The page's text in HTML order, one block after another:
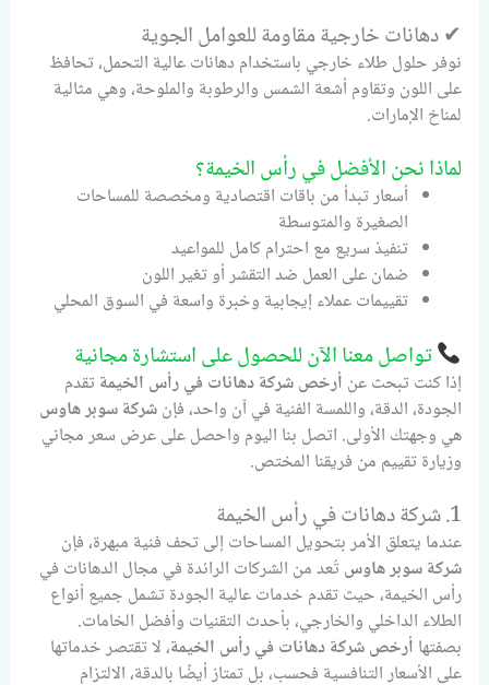
✔ دهانات خارجية مقاومة للعوامل الجوية
نوفر حلول طلاء خارجي باستخدام دهانات عالية التحمل، تحافظ
على اللون وتقاوم أشعة الشمس والرطوبة والملوحة، وهي مثالية
لمناخ الإمارات.
لماذا نحن الأفضل في رأس الخيمة؟
أسعار تبدأ من باقات اقتصادية ومخصصة للمساحات
الصغيرة والمتوسطة
تنفيذ سريع مع احترام كامل للمواعيد
ضمان على العمل ضد التقشر أو تغير اللون
تقييمات عملاء إيجابية وخبرة واسعة في السوق المحلي
تواصل معنا الآن للحصول على استشارة مجانية
إذا كنت تبحث عن أرخص شركة دهانات في رأس الخيمةتقدم
الجودة، الدقة، واللمسة الفنية في آن واحد، فإنشركة سوبر هاوس
هي وجهتك الأولى. اتصل بنا اليوم واحصل على عرض سعر مجاني
وزيارة تقييم من فريقنا المختص.
1. شركة دهانات في رأس الخيمة
عندما يتعلق الأمر بتحويل المساحات إلى تحف فنية مبهرة، فإن
شركة سوبر هاوستُعد من الشركات الرائدة في مجال الدهانات في
رأس الخيمة، حيث تقدم خدمات عالية الجودة تشمل جميع أنواع
الطلاء الداخلي والخارجي، بأحدث التقنيات وأفضل الخامات.
بصفتها أرخص شركة دهانات في رأس الخيمة، لا تقتصر خدماتها
على الأسعار التنافسية فحسب، بل تمتاز أيضًا بالدقة، الالتزام